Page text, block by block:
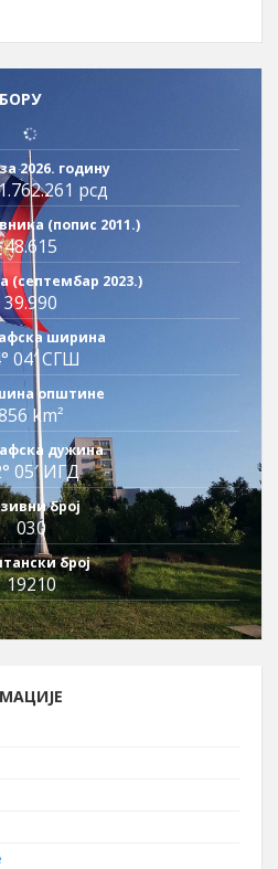
2026. годину
рсд
(попис 2011.)
48.615
(септембар 2023.)
39.990
ширина
04′ СГШ
општине
km²
дужина
05′ ИГД
број
030
број
19210